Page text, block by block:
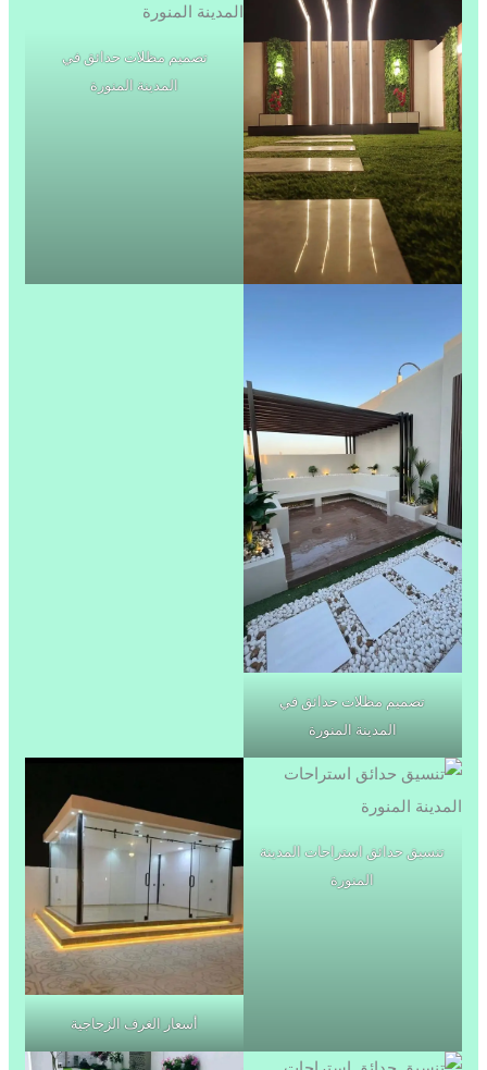
تصميم مظلات حدائق في
المدينة المنورة
تصميم مظلات حدائق في
المدينة المنورة
تنسيق حدائق استراحات المدينة
المنورة
أسعار الغرف الزجاجية